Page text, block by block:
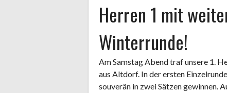
Herren 1 mit
Winterrunde!
Am Samstag Abend traf unsere 1.
aus Altdorf. In der ersten
souverän in zwei Sätzen gewinnen.